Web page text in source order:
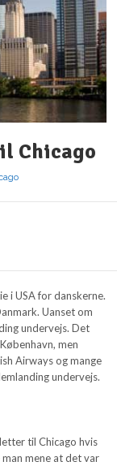
Chicago
i USA for danskerne.
Uanset om
undervejs. Det
men
Airways og mange
undervejs.
til Chicago hvis
mene at det var